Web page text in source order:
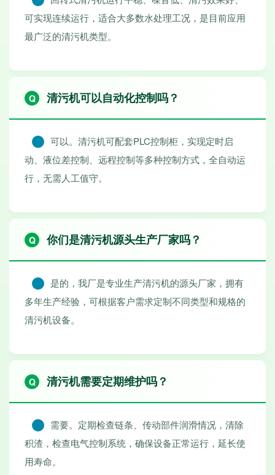
可实现连续运行，适合大多数水处理工况，是目前应用
最广泛的清污机类型。
清污机可以自动化控制吗？
可以。清污机可配套PLC控制柜，实现定时启
动、液位差控制、远程控制等多种控制方式，全自动运
行，无需人工值守。
你们是清污机源头生产厂家吗？
是的，我厂是专业生产清污机的源头厂家，拥有
多年生产经验，可根据客户需求定制不同类型和规格的
清污机设备。
清污机需要定期维护吗？
需要。定期检查链条、传动部件润滑情况，清除
积渣，检查电气控制系统，确保设备正常运行，延长使
用寿命。